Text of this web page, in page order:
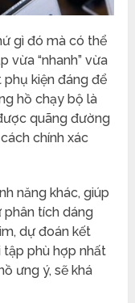
gì đó mà có thể
vừa “nhanh” vừa
phụ kiện đáng để
hồ chạy bộ là
quãng đường
chính xác
năng khác, giúp
phân tích dáng
dự đoán kết
tập phù hợp nhất
ưng ý, sẽ khá